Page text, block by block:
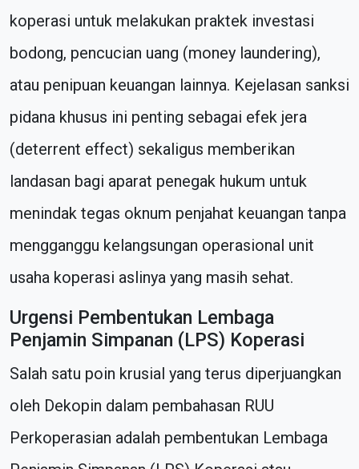
koperasi untuk melakukan praktek investasi
bodong, pencucian uang (money laundering),
atau penipuan keuangan lainnya. Kejelasan sanksi
pidana khusus ini penting sebagai efek jera
(deterrent effect) sekaligus memberikan
landasan bagi aparat penegak hukum untuk
menindak tegas oknum penjahat keuangan tanpa
mengganggu kelangsungan operasional unit
usaha koperasi aslinya yang masih sehat.
Urgensi Pembentukan Lembaga
Penjamin Simpanan (LPS) Koperasi
Salah satu poin krusial yang terus diperjuangkan
oleh Dekopin dalam pembahasan RUU
Perkoperasian adalah pembentukan Lembaga